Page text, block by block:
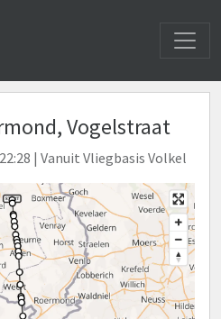
Vogelstraat
| Vanuit Vliegbasis Volkel